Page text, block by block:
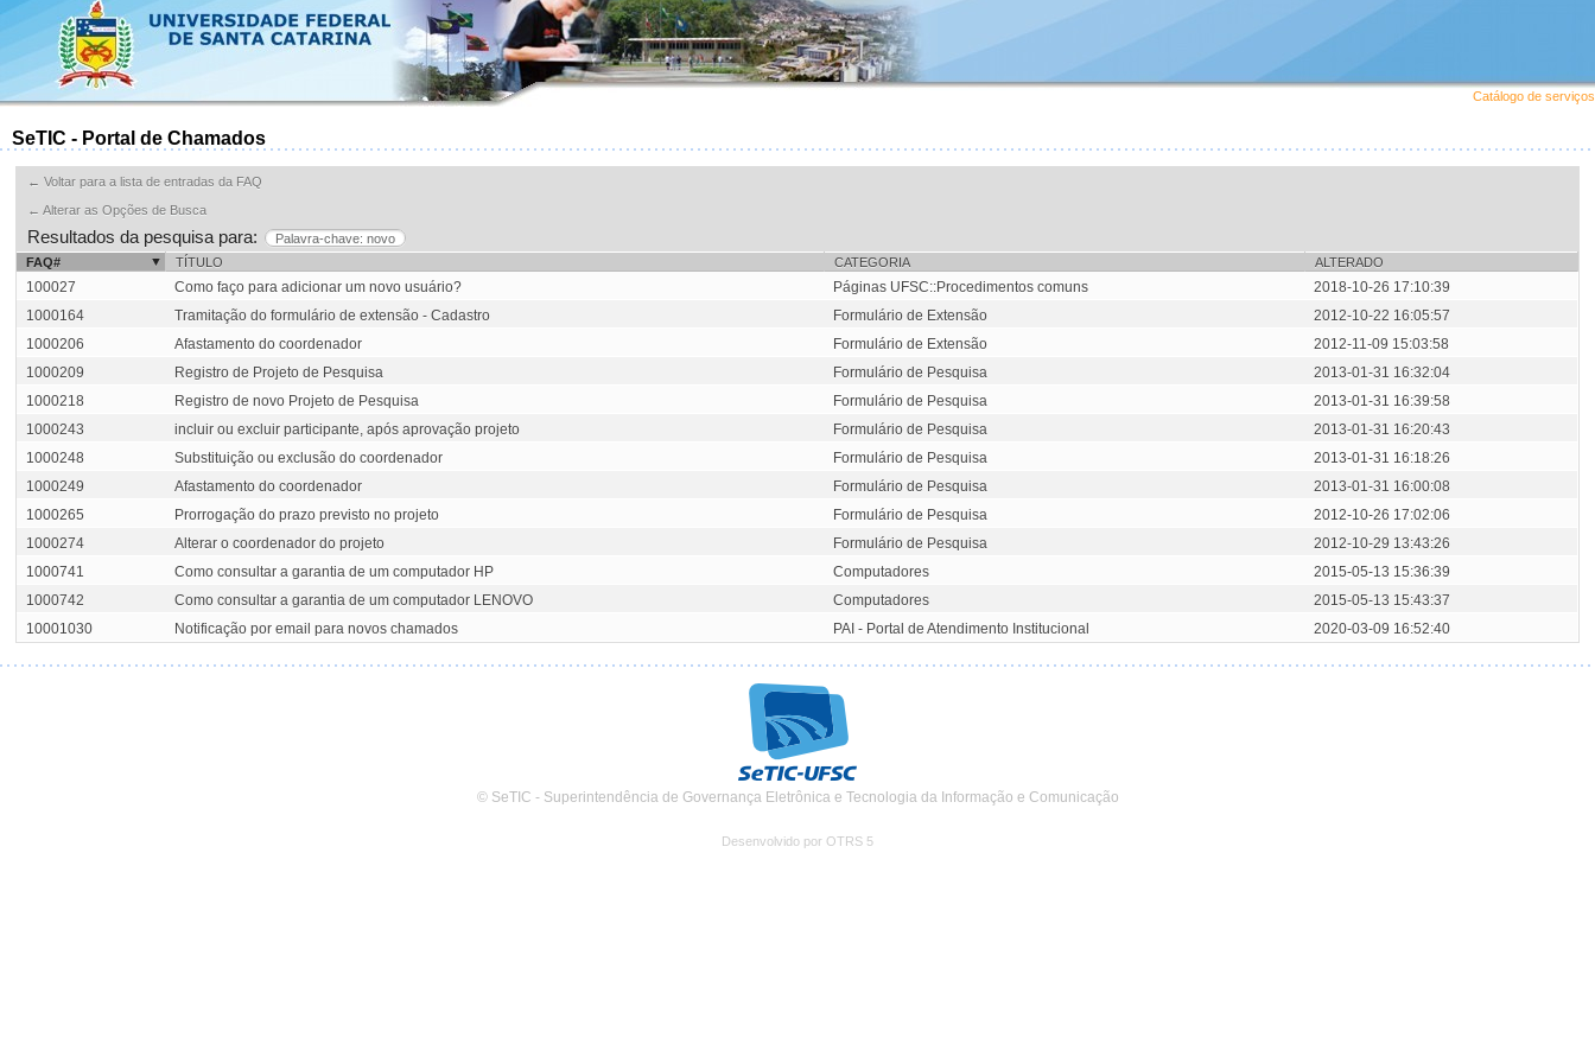
Catálogo de serviços
SeTIC - Portal de Chamados
← Voltar para a lista de entradas da FAQ
← Alterar as Opções de Busca
Resultados da pesquisa para:
Palavra-chave: novo
FAQ#
TÍTULO CATEGORIA ALTERADO
100027 Como faço para adicionar um novo usuário? Páginas UFSC::Procedimentos comuns
2018-10-26 17:10:39
1000164
Tramitação do formulário de extensão - Cadastro Formulário de Extensão
2012-10-22 16:05:57
1000206
Afastamento do coordenador Formulário de Extensão
2012-11-09 15:03:58
1000209
Registro de Projeto de Pesquisa Formulário de Pesquisa
2013-01-31 16:32:04
1000218
Registro de novo Projeto de Pesquisa Formulário de Pesquisa
2013-01-31 16:39:58
1000243
incluir ou excluir participante, após aprovação projeto Formulário de Pesquisa
2013-01-31 16:20:43
1000248
Substituição ou exclusão do coordenador Formulário de Pesquisa
2013-01-31 16:18:26
1000249
Afastamento do coordenador Formulário de Pesquisa
2013-01-31 16:00:08
1000265
Prorrogação do prazo previsto no projeto Formulário de Pesquisa
2012-10-26 17:02:06
1000274
Alterar o coordenador do projeto Formulário de Pesquisa
2012-10-29 13:43:26
1000741
Como consultar a garantia de um computador HP Computadores
2015-05-13 15:36:39
1000742
Como consultar a garantia de um computador LENOVO Computadores
2015-05-13 15:43:37
10001030
Notificação por email para novos chamados PAI - Portal de Atendimento Institucional 2020-03-09 16:52:40
© SeTIC - Superintendência de Governança Eletrônica e Tecnologia da Informação e Comunicação
Desenvolvido por OTRS 5